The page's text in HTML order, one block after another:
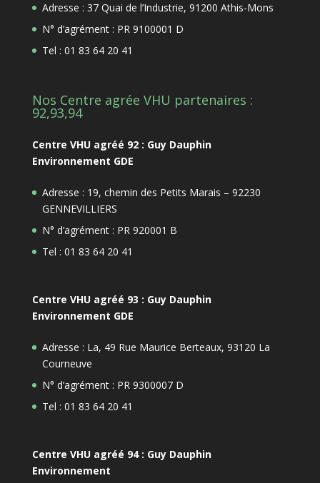
Adresse : 37 Quai de l’Industrie, 91200 Athis-Mons
N° d’agrément : PR 9100001 D
Tel : 01 83 64 20 41
Nos Centre agrée VHU partenaires :
92,93,94
Centre VHU agréé 92 : Guy Dauphin
Environnement GDE
Adresse : 19, chemin des Petits Marais – 92230
GENNEVILLIERS
N° d’agrément : PR 920001 B
Tel : 01 83 64 20 41
Centre VHU agréé 93 : Guy Dauphin
Environnement GDE
Adresse : La, 49 Rue Maurice Berteaux, 93120 La
Courneuve
N° d’agrément : PR 9300007 D
Tel : 01 83 64 20 41
Centre VHU agréé 94 : Guy Dauphin
Environnement